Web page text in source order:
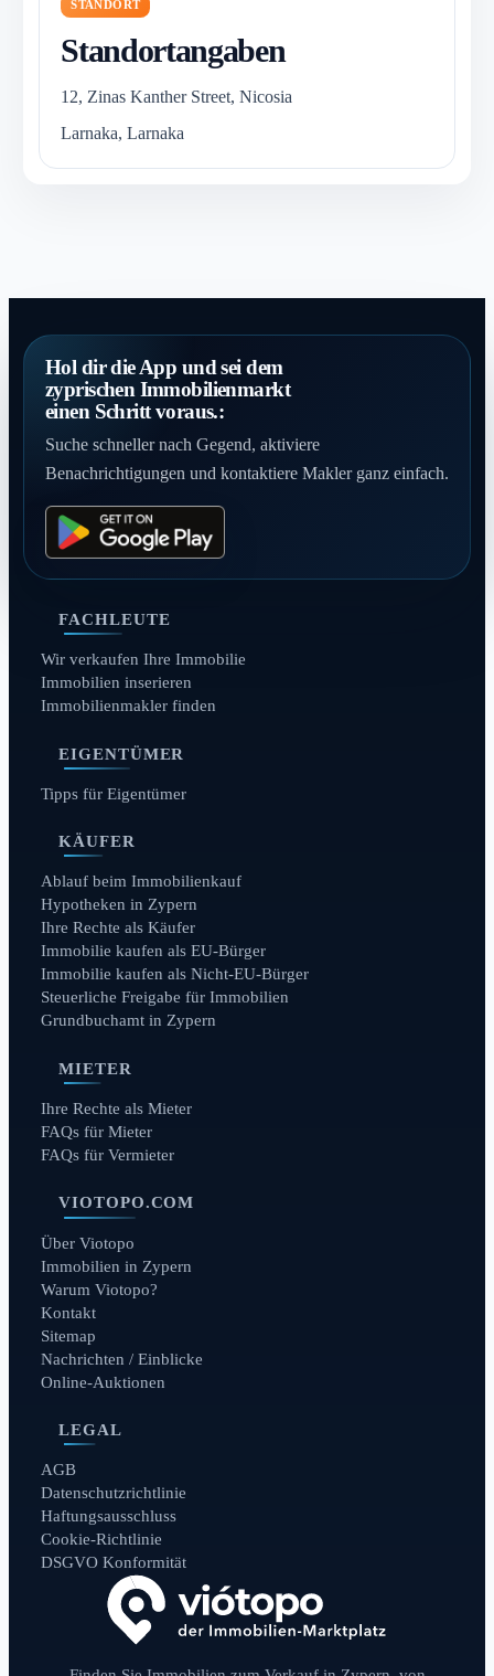
STANDORT
Standortangaben
12, Zinas Kanther Street, Nicosia
Larnaka, Larnaka
Hol dir die App und sei dem
zyprischen Immobilienmarkt
einen Schritt voraus.:
Suche schneller nach Gegend, aktiviere
Benachrichtigungen und kontaktiere Makler ganz einfach.
FACHLEUTE
Wir verkaufen Ihre Immobilie
Immobilien inserieren
Immobilienmakler finden
EIGENTÜMER
Tipps für Eigentümer
KÄUFER
Ablauf beim Immobilienkauf
Hypotheken in Zypern
Ihre Rechte als Käufer
Immobilie kaufen als EU-Bürger
Immobilie kaufen als Nicht-EU-Bürger
Steuerliche Freigabe für Immobilien
Grundbuchamt in Zypern
MIETER
Ihre Rechte als Mieter
FAQs für Mieter
FAQs für Vermieter
VIOTOPO.COM
Über Viotopo
Immobilien in Zypern
Warum Viotopo?
Kontakt
Sitemap
Nachrichten / Einblicke
Online-Auktionen
LEGAL
AGB
Datenschutzrichtlinie
Haftungsausschluss
Cookie-Richtlinie
DSGVO Konformität